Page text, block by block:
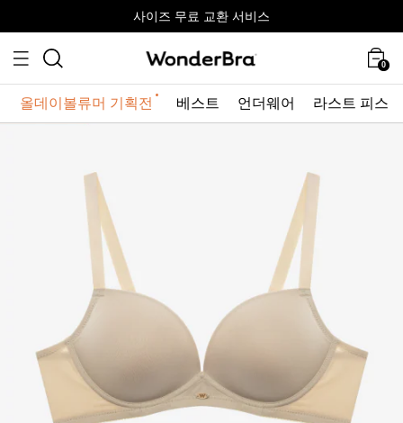
사이즈 무료 교환 서비스
올데이볼류머 기획전최대 10% 할인 쿠폰 + 사은품 증정
사이즈 무료 교환 서비스
올데이볼류머 기획전
0
올데이볼류머 기획전 베스트 언더웨어 라스트 피스